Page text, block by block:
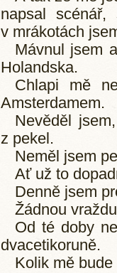
napsal
v mrákotách
Mávnul jsem
Holandska.
Chlapi mě
Amsterdamem.
Nevěděl
z pekel.
Neměl jsem
Ať už to
Denně jsem
Žádnou
Od té doby
dvacetikoruně.
Kolik mě